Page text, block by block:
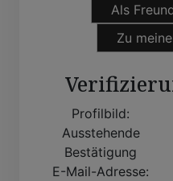
Als
Zu
Profilbild:
Ausstehende
Bestätigung
E-Mail-Adresse: